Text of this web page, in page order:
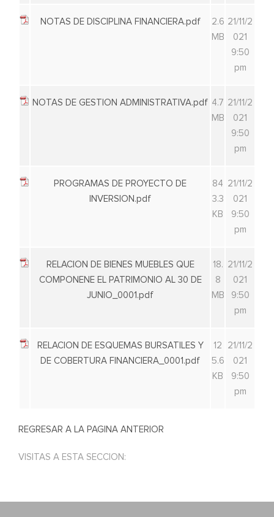
NOTAS DE DISCIPLINA FINANCIERA.pdf
2.6
MB
21/11/2
021
9:50
pm
NOTAS DE GESTION ADMINISTRATIVA.pdf 4.7
MB
21/11/2
021
9:50
pm
PROGRAMAS DE PROYECTO DE
INVERSION.pdf
84
3.3
KB
21/11/2
021
9:50
pm
RELACION DE BIENES MUEBLES QUE
COMPONENE EL PATRIMONIO AL 30 DE
JUNIO_0001.pdf
18.
8
MB
21/11/2
021
9:50
pm
RELACION DE ESQUEMAS BURSATILES Y
DE COBERTURA FINANCIERA_0001.pdf
12
5.6
KB
21/11/2
021
9:50
pm
REGRESAR A LA PAGINA ANTERIOR
VISITAS A ESTA SECCION: